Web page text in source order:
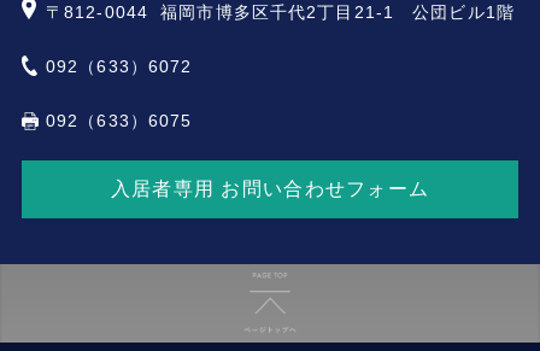
〒812-0044 福岡市博多区千代2丁目21-1 公団ビル1階
092（633）6072
092（633）6075
入居者専用 お問い合わせフォーム